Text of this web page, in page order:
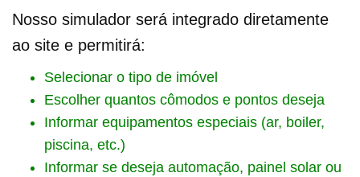
Nosso simulador será integrado diretamente
ao site e permitirá:
Selecionar o tipo de imóvel
Escolher quantos cômodos e pontos deseja
Informar equipamentos especiais (ar, boiler,
piscina, etc.)
Informar se deseja automação, painel solar ou